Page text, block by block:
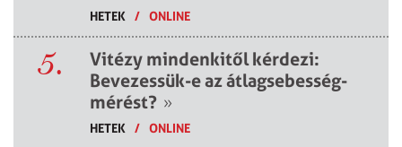
HETEK / ONLINE
5.
Vitézy mindenkitől kérdezi:
Bevezessük-e az átlagsebesség-
mérést? »
HETEK / ONLINE